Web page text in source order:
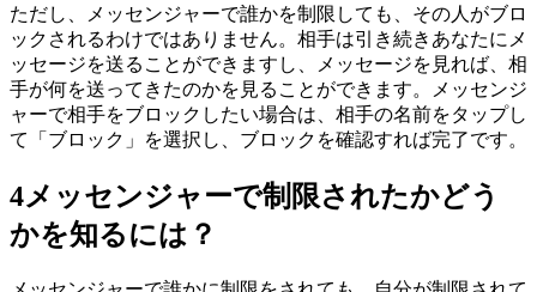
ただし、メッセンジャーで誰かを制限しても、その人がブロ
ックされるわけではありません。相手は引き続きあなたにメ
ッセージを送ることができますし、メッセージを見れば、相
手が何を送ってきたのかを見ることができます。メッセンジ
ャーで相手をブロックしたい場合は、相手の名前をタップし
て「ブロック」を選択し、ブロックを確認すれば完了です。
4メッセンジャーで制限されたかどう
かを知るには？